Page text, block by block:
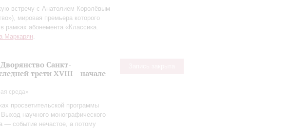
встречу с Анатолием Королёвым
мировая премьера которого
рамках абонемента «Классика.
Маркарян.
Санкт-
трети XVIII – начале
среда»
просветительской программы
научного монографического
— событие нечастое, а потому